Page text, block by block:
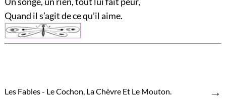
Quand il s’agit de ce qu’il aime.
Les Fables - Le Cochon, La Chèvre Et Le Mouton. →